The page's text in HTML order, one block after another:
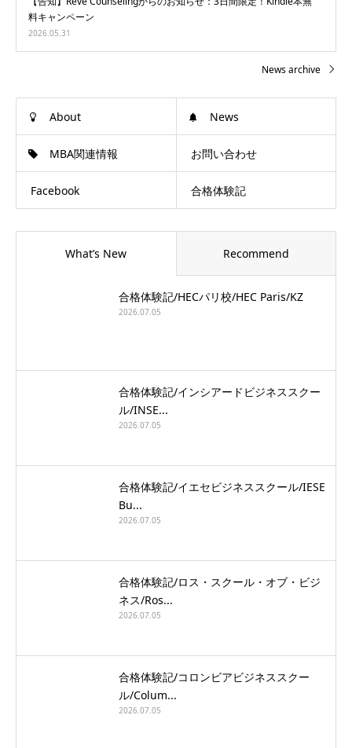
料キャンペーン
2026.05.31
News archive
About News
MBA関連情報 お問い合わせ
Facebook 合格体験記
What’s New Recommend
合格体験記/HECパリ校/HEC Paris/KZ
2026.07.05
合格体験記/インシアードビジネススクー
ル/INSE...
2026.07.05
合格体験記/イエセビジネススクール/IESE
Bu...
2026.07.05
合格体験記/ロス・スクール・オブ・ビジ
ネス/Ros...
2026.07.05
合格体験記/コロンビアビジネススクー
ル/Colum...
2026.07.05